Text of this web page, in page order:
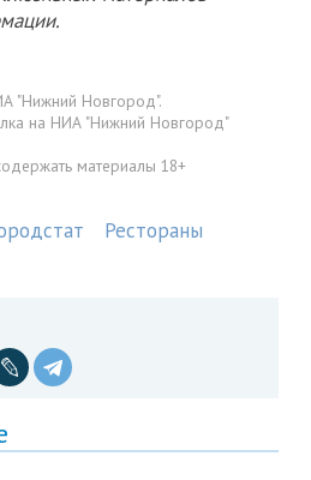
"Нижний Новгород".
на НИА "Нижний Новгород"
материалы 18+
Рестораны